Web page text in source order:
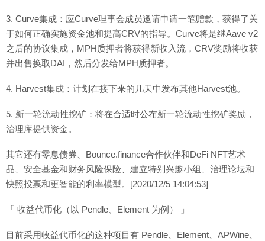
3. Curve集成：应Curve理事会成员邀请申请一笔赠款，获得了关
于如何正确实施资金池和提高CRV的指导。Curve将是继Aave v2
之后的协议集成，MPH质押者将获得新收入流，CRV奖励将收获
并出售换取DAI，然后分发给MPH质押者。
4. Harvest集成：计划在接下来的几天中发布其他Harvest池。
5. 新一轮流动性挖矿：将在合适时公布新一轮流动性挖矿奖励，
治理库提供资金。
其它还有零息债券、Bounce.finance合作伙伴和DeFi NFT艺术
品、安全基金和财务风险保险、建立特别兴趣小组、治理论坛和
快照投票和更智能的利率模型。[2020/12/5 14:04:53]
「 收益代币化（以 Pendle、Element 为例） 」
目前采用收益代币化的这种项目有 Pendle、Element、APWine、